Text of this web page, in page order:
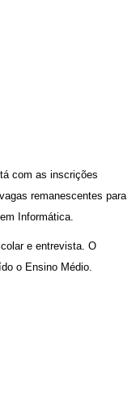
com as inscrições
vagas remanescentes para
Informática.
e entrevista. O
o Ensino Médio.